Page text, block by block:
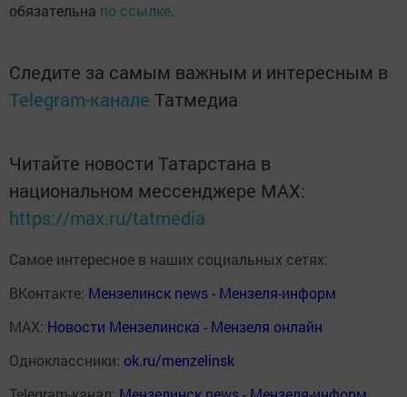
обязательна по ссылке.
Следите за самым важным и интересным в
Telegram-канале Татмедиа
Читайте новости Татарстана в
национальном мессенджере MАХ:
https://max.ru/tatmedia
Самое интересное в наших социальных сетях:
ВКонтакте: Мензелинск news - Мензеля-информ
MAX: Новости Мензелинска - Мензеля онлайн
Одноклассники: ok.ru/menzelinsk